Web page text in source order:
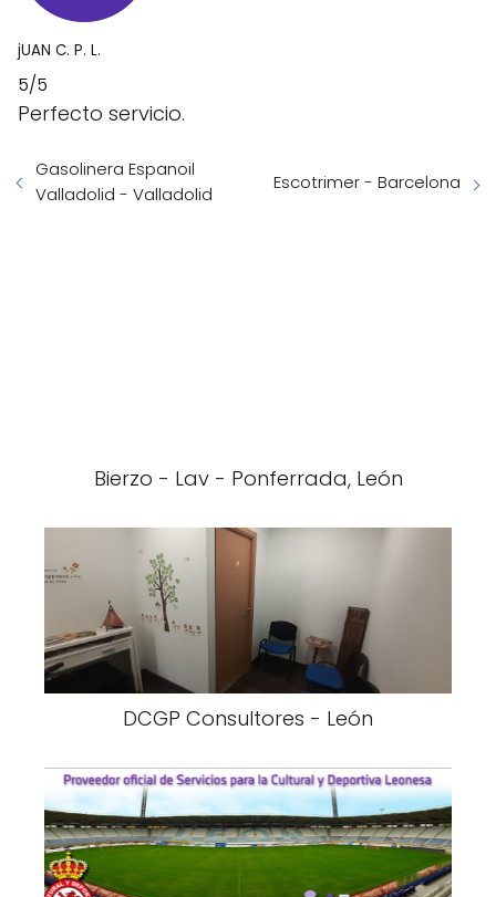
jUAN C. P. L.
5/5
Perfecto servicio.
Gasolinera Espanoil
Valladolid - Valladolid
Escotrimer - Barcelona
Bierzo - Lav - Ponferrada, León
DCGP Consultores - León